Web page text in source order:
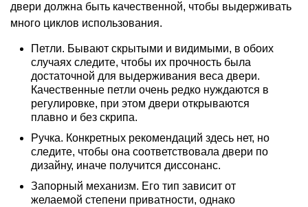
двери должна быть качественной, чтобы выдерживать
много циклов использования.
Петли. Бывают скрытыми и видимыми, в обоих
случаях следите, чтобы их прочность была
достаточной для выдерживания веса двери.
Качественные петли очень редко нуждаются в
регулировке, при этом двери открываются
плавно и без скрипа.
Ручка. Конкретных рекомендаций здесь нет, но
следите, чтобы она соответствовала двери по
дизайну, иначе получится диссонанс.
Запорный механизм. Его тип зависит от
желаемой степени приватности, однако